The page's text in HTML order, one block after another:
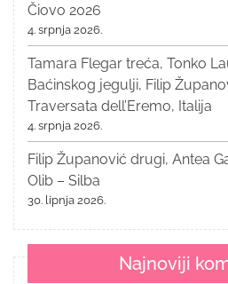
Čiovo 2026
4. srpnja 2026.
Tamara Flegar treća, Tonko
Baćinskog jegulji, Filip
Traversata dell’Eremo, Italija
4. srpnja 2026.
Filip Županović drugi, Antea
Olib – Silba
30. lipnja 2026.
Najnoviji